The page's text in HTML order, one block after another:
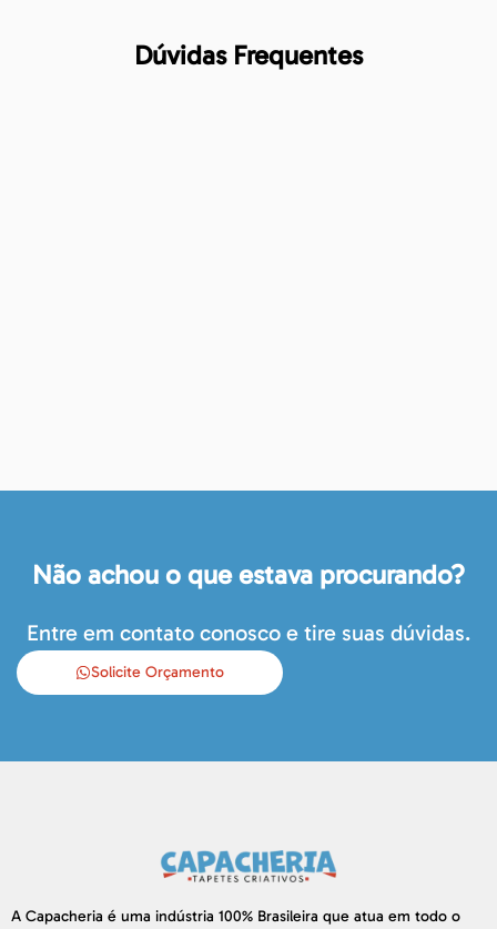
Dúvidas Frequentes
Não achou o que estava procurando?
Entre em contato conosco e tire suas dúvidas.
Solicite Orçamento
A Capacheria é uma indústria 100% Brasileira que atua em todo o